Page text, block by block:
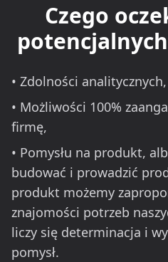
Czego
• Zdolności analitycznych,
• Możliwości 100%
firmę,
• Pomysłu na produkt,
budować i prowadzić
produkt możemy
znajomości potrzeb
liczy się determinacja i
pomysł.